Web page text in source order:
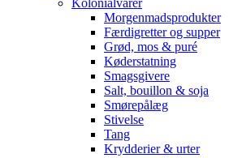
Kolonialvarer
Morgenmadsprodukter
Færdigretter og supper
Grød, mos & puré
Køderstatning
Smagsgivere
Salt, bouillon & soja
Smørepålæg
Stivelse
Tang
Krydderier & urter